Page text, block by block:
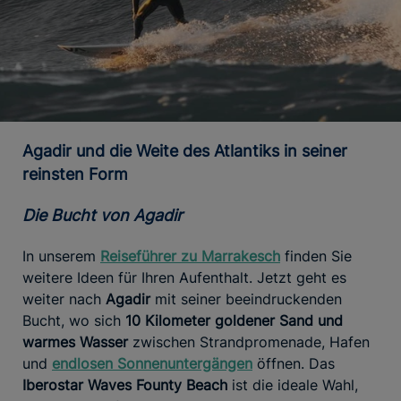
Agadir und die Weite des Atlantiks in seiner
reinsten Form
Die Bucht von Agadir
In unserem Reiseführer zu Marrakesch finden Sie
weitere Ideen für Ihren Aufenthalt. Jetzt geht es
weiter nach Agadirmit seiner beeindruckenden
Bucht, wo sich 10 Kilometer goldener Sand und
warmes Wasserzwischen Strandpromenade, Hafen
und endlosen Sonnenuntergängen öffnen. Das
Iberostar Waves Founty Beach ist die ideale Wahl,